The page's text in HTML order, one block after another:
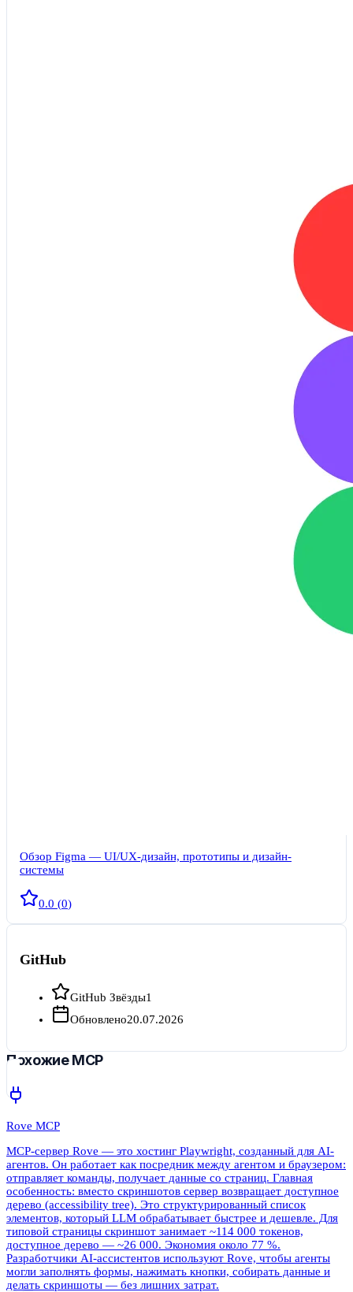
Обзор Figma — UI/UX-дизайн, прототипы и дизайн-
системы
0.0 (0)
GitHub
GitHub Звёзды1
Обновлено20.07.2026
Похожие MCP
Rove MCP
MCP-сервер Rove — это хостинг Playwright, созданный для AI-
агентов. Он работает как посредник между агентом и браузером:
отправляет команды, получает данные со страниц. Главная
особенность: вместо скриншотов сервер возвращает доступное
дерево (accessibility tree). Это структурированный список
элементов, который LLM обрабатывает быстрее и дешевле. Для
типовой страницы скриншот занимает ~114 000 токенов,
доступное дерево — ~26 000. Экономия около 77 %.
Разработчики AI-ассистентов используют Rove, чтобы агенты
могли заполнять формы, нажимать кнопки, собирать данные и
делать скриншоты — без лишних затрат.